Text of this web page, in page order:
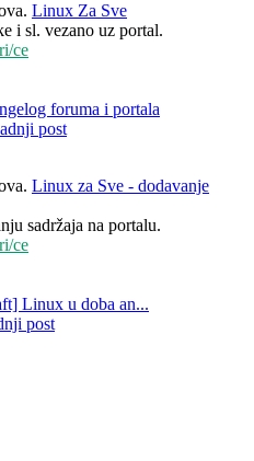
Linux Za Sve
i sl. vezano uz portal.
ce
foruma i portala
post
Linux za Sve - dodavanje
sadržaja na portalu.
ce
Linux u doba an...
post